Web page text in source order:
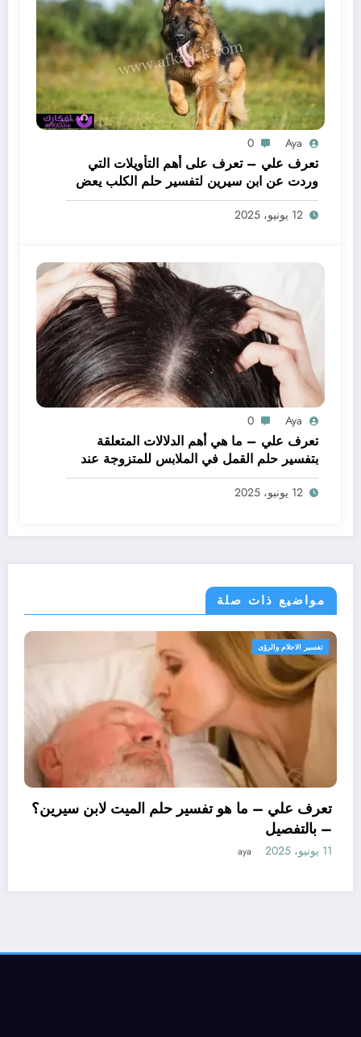
Aya
0
تعرف علي – تعرف على أهم التأويلات التي
وردت عن ابن سيرين لتفسير حلم الكلب يعض
يدي – بالتفصيل
12 يونيو، 2025
Aya
0
تعرف علي – ما هي أهم الدلالات المتعلقة
بتفسير حلم القمل في الملابس للمتزوجة عند
ابن سيرين؟ – بالتفصيل
12 يونيو، 2025
مواضيع ذات صلة
تعرف علي –
هو تأويل ابن سيرين لتفسير حلم